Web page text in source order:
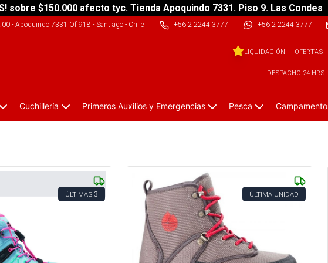
sobre $150.000 afecto tyc. Tienda Apoquindo 7331. Piso 9. Las Condes
- Apoquindo 7331 Of 918 - Santiago - Chile| +56 2 2244 3777 | +56 2 2244 3777 |
LIQUIDACIÓN OFERTAS
DESPACHO 24 HRS
Cuchillería Primeros Auxilios y Emergencias Pesca Campamento
ÚLTIMAS 3 ÚLTIMA UNIDAD